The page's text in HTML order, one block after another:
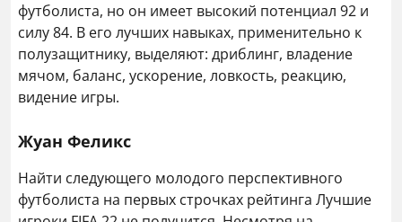
футболиста, но он имеет высокий потенциал 92 и
силу 84. В его лучших навыках, применительно к
полузащитнику, выделяют: дриблинг, владение
мячом, баланс, ускорение, ловкость, реакцию,
видение игры.
Жуан Феликс
Найти следующего молодого перспективного
футболиста на первых строчках рейтинга Лучшие